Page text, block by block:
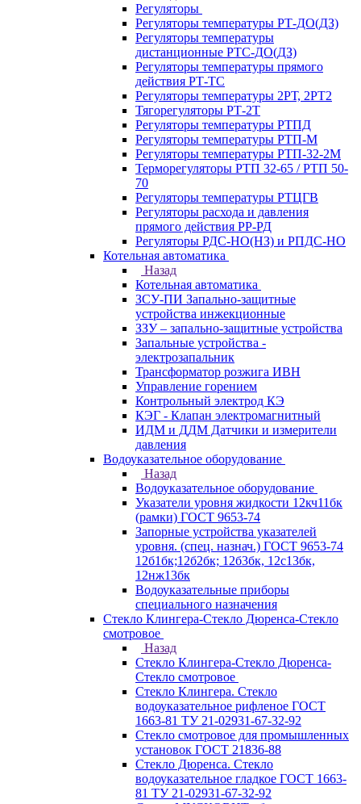
Регуляторы
Регуляторы температуры РТ-ДО(ДЗ)
Регуляторы температуры
дистанционные РТС-ДО(ДЗ)
Регуляторы температуры прямого
действия РТ-ТС
Регуляторы температуры 2РТ, 2РT2
Тягорегуляторы РТ-2Т
Регуляторы температуры РТПД
Регуляторы температуры РТП-M
Регуляторы температуры РТП-32-2М
Терморегуляторы РТП 32-65 / РТП 50-
70
Регуляторы температуры РТЦГВ
Регуляторы расхода и давления
прямого действия РР-РД
Регуляторы РДС-НО(НЗ) и РПДС-НО
Котельная автоматика
Назад
Котельная автоматика
ЗСУ-ПИ Запально-защитные
устройства инжекционные
ЗЗУ – запально-защитные устройства
Запальные устройства -
электрозапальник
Трансформатор розжига ИВН
Управление горением
Контрольный электрод КЭ
КЭГ - Клапан электромагнитный
ИДМ и ДДМ Датчики и измерители
давления
Водоуказательное оборудование
Назад
Водоуказательное оборудование
Указатели уровня жидкости 12кч11бк
(рамки) ГОСТ 9653-74
Запорные устройства указателей
уровня. (спец. назнач.) ГОСТ 9653-74
12б1бк;12б2бк; 12б3бк, 12с13бк,
12нж13бк
Водоуказательные приборы
специального назначения
Стекло Клингера-Стекло Дюренса-Стекло
смотровое
Назад
Стекло Клингера-Стекло Дюренса-
Стекло смотровое
Стекло Клингера. Стекло
водоуказательное рифленое ГОСТ
1663-81 ТУ 21-02931-67-32-92
Стекло смотровое для промышленных
установок ГОСТ 21836-88
Стекло Дюренса. Стекло
водоуказательное гладкое ГОСТ 1663-
81 ТУ 21-02931-67-32-92